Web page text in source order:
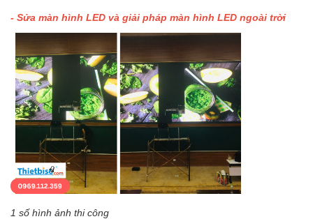
- Sửa màn hình LED và giải pháp màn hình LED ngoài trời
1 số hình ảnh thi công